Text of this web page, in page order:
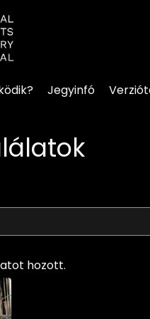
linkek
Jegyinfó
hozott.